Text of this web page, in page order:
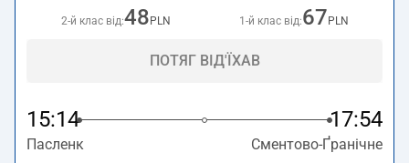
2-й клас від:48 PLN 1-й клас від:67 PLN
ПОТЯГ ВІД'ЇХАВ
15:14 17:54
Пасленк Сментово-Ґранічне